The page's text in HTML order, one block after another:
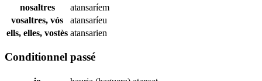
nosaltres
atansaríem
vosaltres, vós
atansaríeu
ells, elles, vostès atansarien
Conditionnel passé